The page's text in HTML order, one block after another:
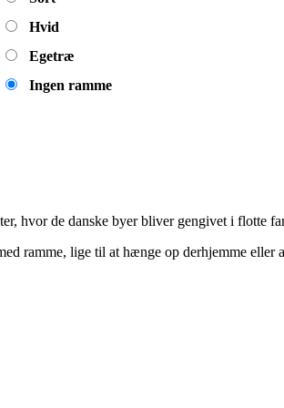
Hvid
Egetræ
Ingen ramme
hvor de danske byer bliver gengivet i flotte
ramme, lige til at hænge op derhjemme